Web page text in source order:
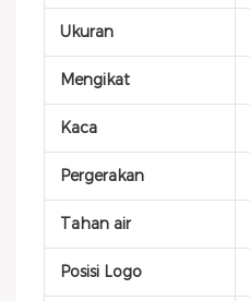
Ukuran
Mengikat
Kaca
Pergerakan
Tahan air
Posisi Logo